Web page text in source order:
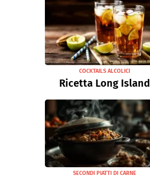
COCKTAILS ALCOLICI
Ricetta Long Island
SECONDI PIATTI DI CARNE